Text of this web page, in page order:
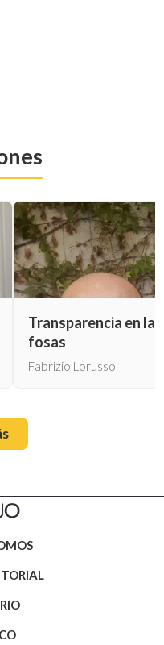
Transparencia en las
fosas
Fabrizio Lorusso